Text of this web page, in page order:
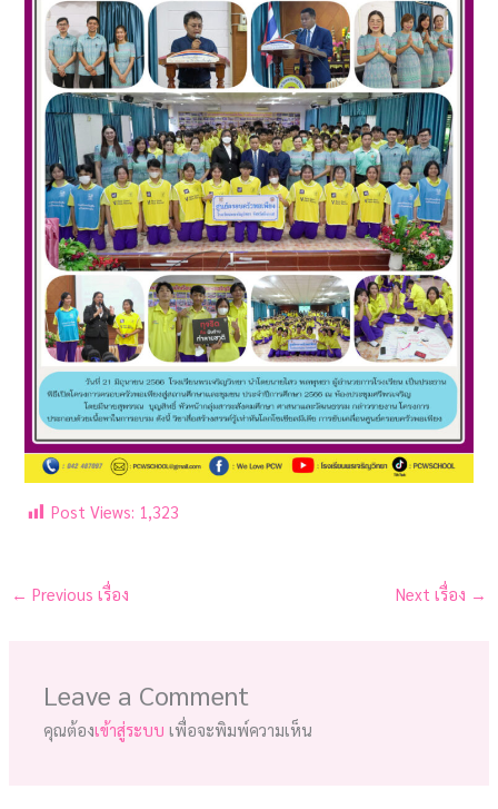
Post Views: 1,323
← Previous เรื่อง Next เรื่อง →
Leave a Comment
คุณต้องเข้าสู่ระบบ เพื่อจะพิมพ์ความเห็น